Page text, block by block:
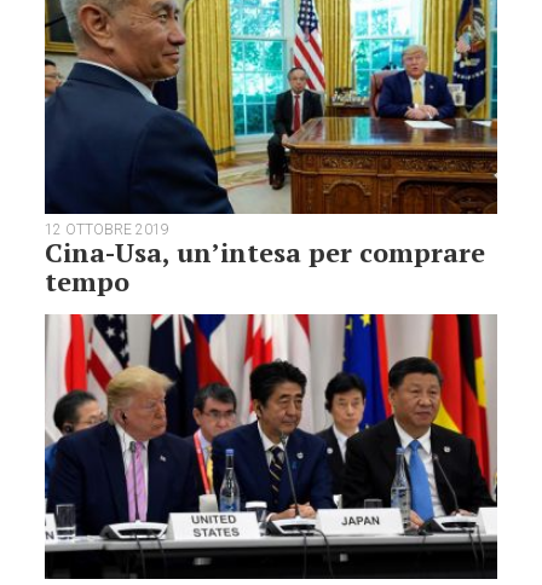
12 OTTOBRE 2019
Cina-Usa, un’intesa per comprare
tempo